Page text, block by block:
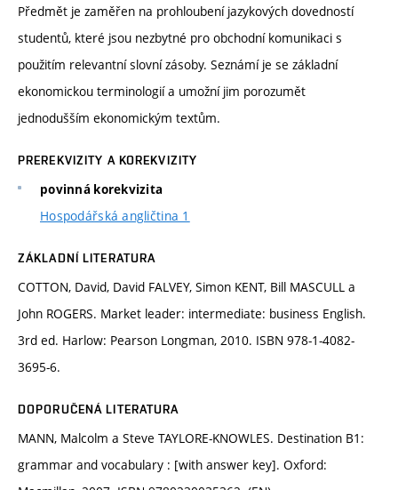
Předmět je zaměřen na prohloubení jazykových dovedností
studentů, které jsou nezbytné pro obchodní komunikaci s
použitím relevantní slovní zásoby. Seznámí je se základní
ekonomickou terminologií a umožní jim porozumět
jednodušším ekonomickým textům.
PREREKVIZITY A KOREKVIZITY
povinná korekvizita
Hospodářská angličtina 1
ZÁKLADNÍ LITERATURA
COTTON, David, David FALVEY, Simon KENT, Bill MASCULL a
John ROGERS. Market leader: intermediate: business English.
3rd ed. Harlow: Pearson Longman, 2010. ISBN 978-1-4082-
3695-6.
DOPORUČENÁ LITERATURA
MANN, Malcolm a Steve TAYLORE-KNOWLES. Destination B1:
grammar and vocabulary : [with answer key]. Oxford: